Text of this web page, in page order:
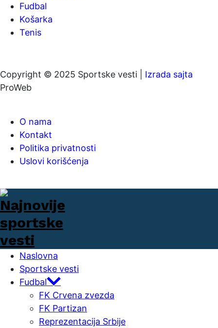
Fudbal
Košarka
Tenis
Copyright © 2025 Sportske vesti | Izrada sajta
ProWeb
O nama
Kontakt
Politika privatnosti
Uslovi korišćenja
Naslovna
Sportske vesti
Fudbal
FK Crvena zvezda
FK Partizan
Reprezentacija Srbije